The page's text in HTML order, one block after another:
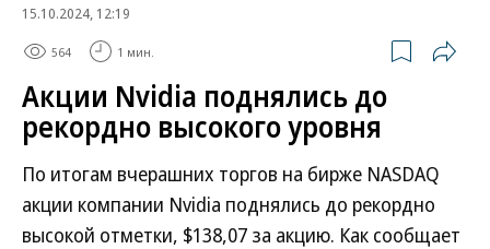
15.10.2024, 12:19
564 1 мин.
Акции Nvidia поднялись до
рекордно высокого уровня
По итогам вчерашних торгов на бирже NASDAQ
акции компании Nvidia поднялись до рекордно
высокой отметки, $138,07 за акцию. Как сообщает